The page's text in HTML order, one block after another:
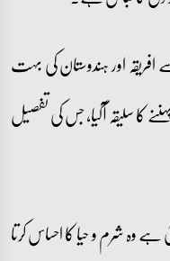
اور ہندوستان کی بہت
کا سلیقہ آگیا، جس کی تفصیل
شرم و حیا کا احساس کرتا